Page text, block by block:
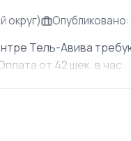
округ) Опубликовано:
Тель-Авива
от 42 шек. в час